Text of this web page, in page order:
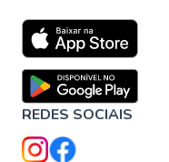
REDES SOCIAIS